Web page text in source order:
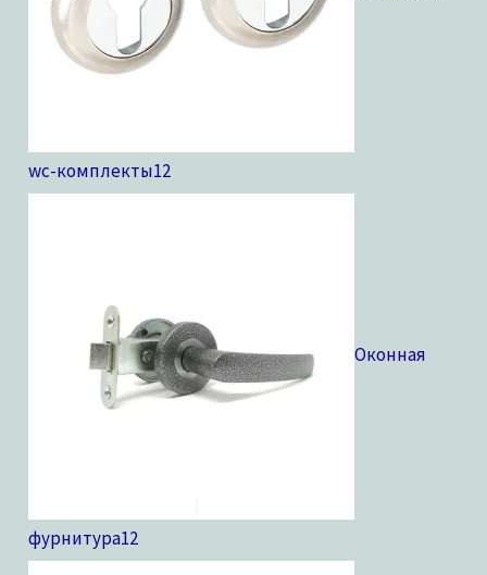
wc-комплекты12
Оконная
фурнитура12